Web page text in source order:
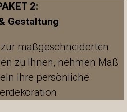
2:
Gestaltung
maßgeschneiderten
zu Ihnen, nehmen Maß
Ihre persönliche